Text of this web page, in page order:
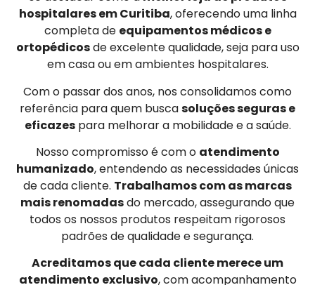
hospitalares em Curitiba, oferecendo uma linha
completa de equipamentos médicos e
ortopédicosde excelente qualidade, seja para uso
em casa ou em ambientes hospitalares.
Com o passar dos anos, nos consolidamos como
referência para quem buscasoluções seguras e
eficazespara melhorar a mobilidade e a saúde.
Nosso compromisso é com o atendimento
humanizado, entendendo as necessidades únicas
de cada cliente. Trabalhamos com as marcas
mais renomadasdo mercado, assegurando que
todos os nossos produtos respeitam rigorosos
padrões de qualidade e segurança.
Acreditamos que cada cliente merece um
atendimento exclusivo, com acompanhamento